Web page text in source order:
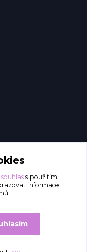
souhlass použitím
informace